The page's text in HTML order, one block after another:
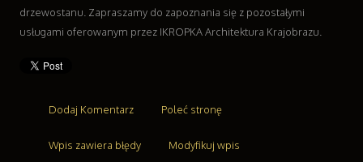
Maszyny
Transport
Wynajem
drzewostanu. Zapraszamy do zapoznania się z pozostałymi
usługami oferowanym przez IKROPKA Architektura Krajobrazu.
Dodaj Komentarz Poleć stronę
Wpis zawiera błędy Modyfikuj wpis